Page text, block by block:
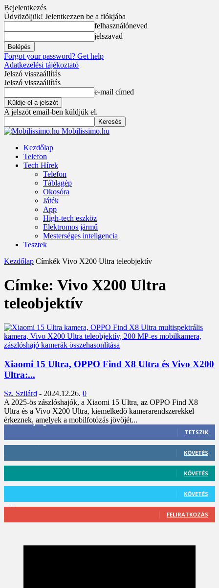
Bejelentkezés
Üdvözöljük! Jelentkezzen be a fiókjába
felhasználóneved
jelszavad
Forgot your password? Get help
Adatkezelési tájékoztató
Jelszó visszaállítás
Jelszó visszaállítás
e-mail címed
A jelszót email-ben küldjük el.
Mobilissimo.hu
Kezdőlap
Telefon
Tech Hírek
Telefon
Táblagép
Okosóra
Játék
App
High-tech eszköz
Elektromos jármű
Mesterséges inteligencia
Tesztek
Kezdőlap Címkék Vivo X200 Ultra teleobjektív
Címke: Vivo X200 Ultra
teleobjektív
Xiaomi 15 Ultra, OPPO Find X8 Ultra és Vivo X200
Ultra:...
Sz. Szilárd - 2024.12.26. 0
A 2025-ös zászlóshajók, a Xiaomi 15 Ultra, az OPPO Find X8
Ultra és a Vivo X200 Ultra, kiemelkedő kamerarendszerekkel
érkeznek, amelyek a mobilfotózás jövőjét...
3,452 Rajongók
TETSZIK
KÖVETÉS
KÖVETÉS
KÖVETÉS
FELIRATKOZÁS